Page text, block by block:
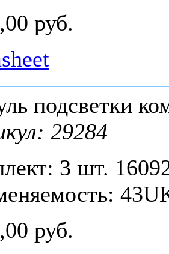
руб.
подсветки
29284
3 шт.
руб.